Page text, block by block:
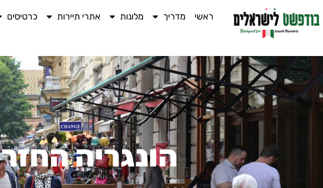
ראשי מדריך מלונות אתרי תיירות כרטיסים
הונגריה